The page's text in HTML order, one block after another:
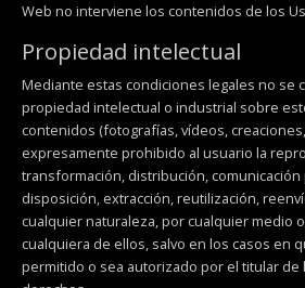
Web no interviene los contenidos de los
Propiedad intelectual
Mediante estas condiciones legales no se
propiedad intelectual o industrial sobre
contenidos (fotografías, vídeos,
expresamente prohibido al usuario la
transformación, distribución, comunicación
disposición, extracción, reutilización,
cualquier naturaleza, por cualquier medio
cualquiera de ellos, salvo en los casos en
permitido o sea autorizado por el titular